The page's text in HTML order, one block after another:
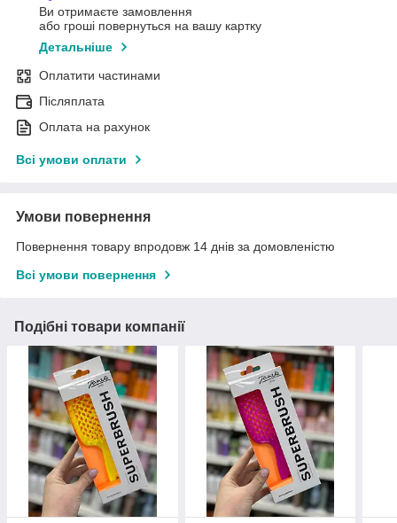
Ви отримаєте замовлення
або гроші повернуться на вашу картку
Детальніше
Оплатити частинами
Післяплата
Оплата на рахунок
Всі умови оплати
Умови повернення
Повернення товару впродовж 14 днів за домовленістю
Всі умови повернення
Подібні товари компанії